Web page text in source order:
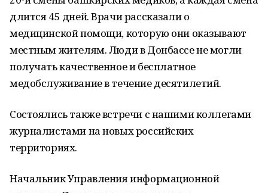
длится 45 дней. Врачи рассказали о
медицинской помощи, которую они оказывают
местным жителям. Люди в Донбассе не могли
получать качественное и бесплатное
медобслуживание в течение десятилетий.
Состоялись также встречи с нашими коллегами
журналистами на новых российских
территориях.
Начальник Управления информационной